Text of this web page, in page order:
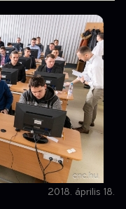
2018. április 18.